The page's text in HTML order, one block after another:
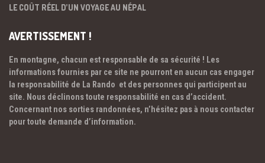
LE COÛT RÉEL D’UN VOYAGE AU NÉPAL
AVERTISSEMENT !
En montagne, chacun est responsable de sa sécurité ! Les
informations fournies par ce site ne pourront en aucun cas engager
la responsabilité de La Rando et des personnes qui participent au
site. Nous déclinons toute responsabilité en cas d’accident.
Concernant nos sorties randonnées, n’hésitez pas à nous contacter
pour toute demande d’information.